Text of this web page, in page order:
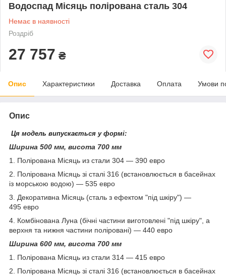
Водоспад Місяць полірована сталь 304
Немає в наявності
Роздріб
27 757 ₴
Опис Характеристики Доставка Оплата Умови
Опис
Ця модель випускається у формі:
Ширина 500 мм, висота 700 мм
1. Полірована Місяць из стали 304 ― 390 евро
2. Полірована Місяць зі сталі 316 (встановлюється в басейнах
із морською водою) — 535 евро
3. Декоративна Місяць (сталь з ефектом "під шкіру") —
495 евро
4. Комбінована Луна (бічні частини виготовлені "під шкіру", а
верхня та нижня частини поліровані) — 440 евро
Ширина 600 мм, висота 700 мм
1. Полірована Місяць из стали 314 ― 415 евро
2. Полірована Місяць зі сталі 316 (встановлюється в басейнах